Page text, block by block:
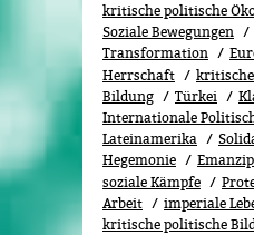
kritische politische
Soziale Bewegungen
Transformation
Herrschaft
Bildung
Türkei
Internationale
Lateinamerika
Hegemonie
soziale Kämpfe
Arbeit
imperiale
kritische politische